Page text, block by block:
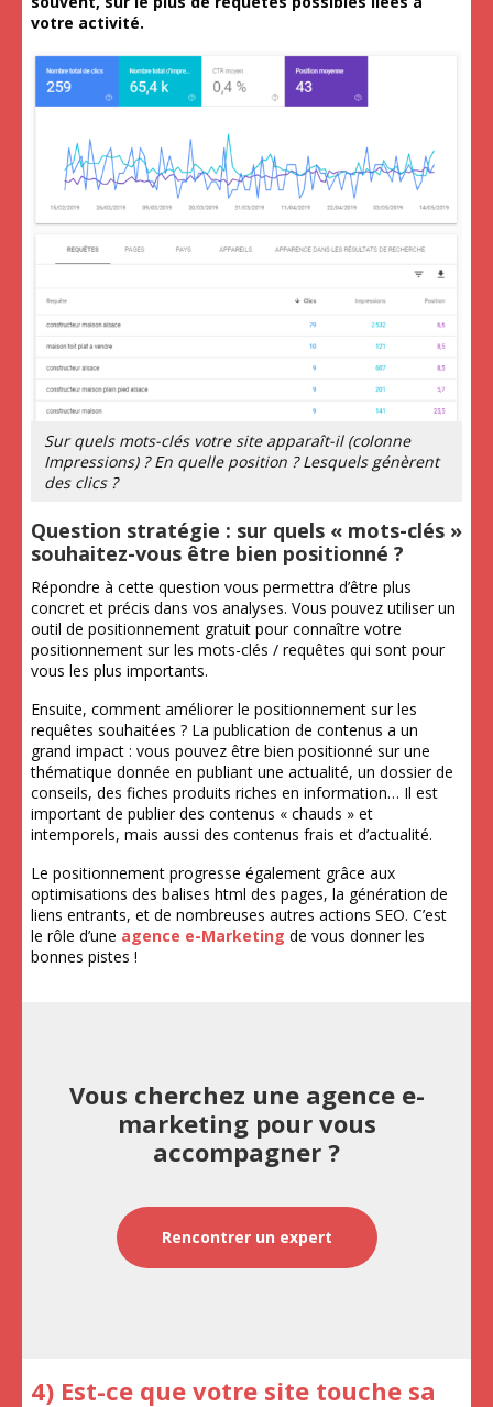
votre activité.
Sur quels mots-clés votre site apparaît-il (colonne
Impressions) ? En quelle position ? Lesquels génèrent
des clics ?
Question stratégie : sur quels « mots-clés »
souhaitez-vous être bien positionné ?
Répondre à cette question vous permettra d’être plus
concret et précis dans vos analyses. Vous pouvez utiliser un
outil de positionnement gratuit pour connaître votre
positionnement sur les mots-clés / requêtes qui sont pour
vous les plus importants.
Ensuite, comment améliorer le positionnement sur les
requêtes souhaitées ? La publication de contenus a un
grand impact : vous pouvez être bien positionné sur une
thématique donnée en publiant une actualité, un dossier de
conseils, des fiches produits riches en information… Il est
important de publier des contenus « chauds » et
intemporels, mais aussi des contenus frais et d’actualité.
Le positionnement progresse également grâce aux
optimisations des balises html des pages, la génération de
liens entrants, et de nombreuses autres actions SEO. C’est
le rôle d’une agence e-Marketing de vous donner les
bonnes pistes !
Vous cherchez une agence e-
marketing pour vous
accompagner ?
Rencontrer un expert
4) Est-ce que votre site touche sa